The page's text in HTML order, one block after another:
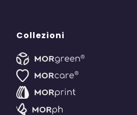
Collezioni